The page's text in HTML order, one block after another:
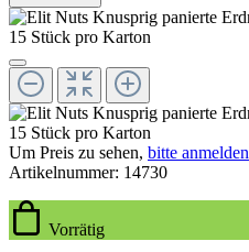
Um Preis zu sehen, bitte anmelden
Artikelnummer: 14730
Vorrätig